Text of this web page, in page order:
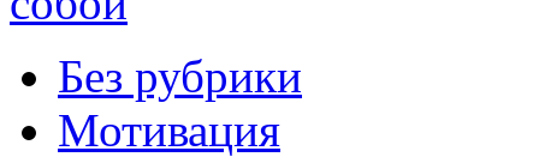
Без рубрики
Мотивация